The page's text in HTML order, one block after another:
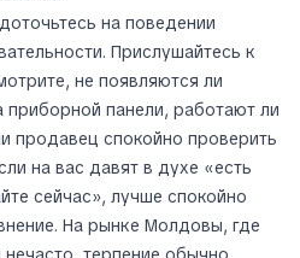
на поведении
Прислушайтесь к
не появляются ли
панели, работают ли
продавец спокойно проверить
на вас давят в духе «есть
сейчас», лучше спокойно
На рынке Молдовы, где